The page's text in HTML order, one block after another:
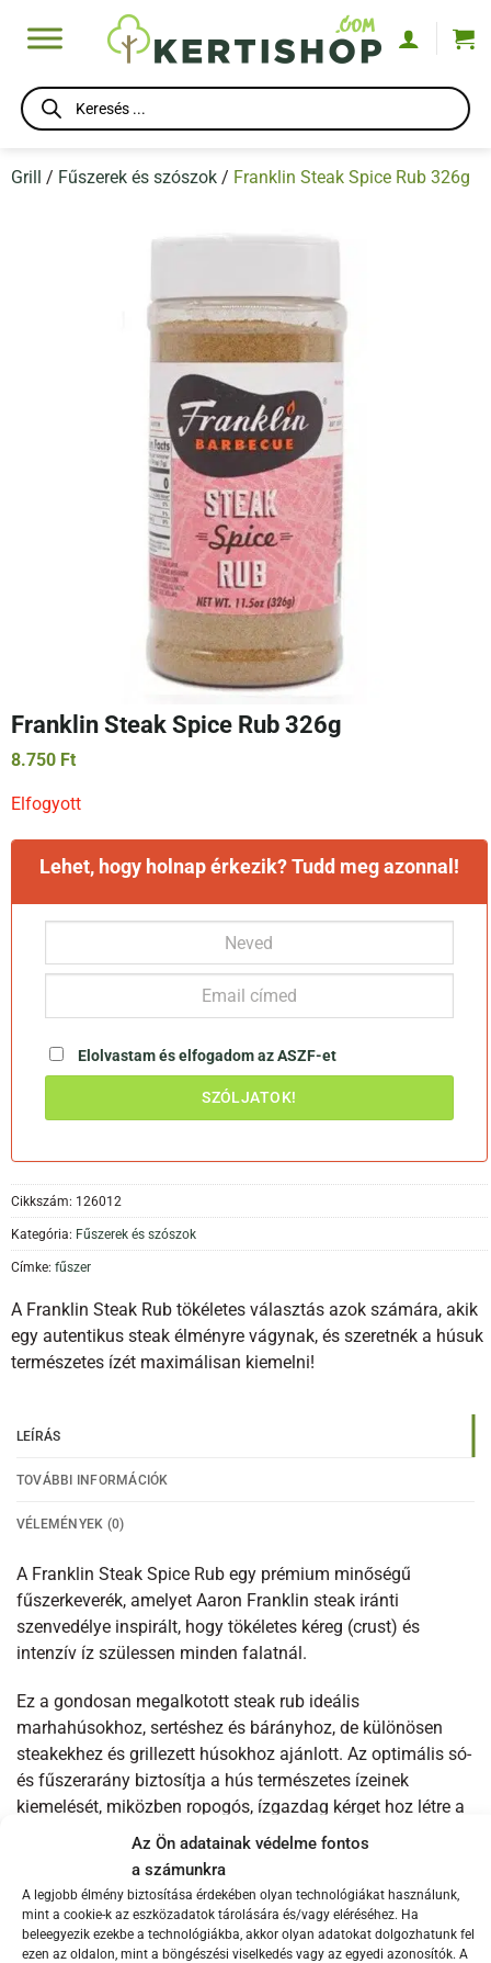
Az Ön adatainak védelme fontos
a számunkra
A legjobb élmény biztosítása érdekében olyan technológiákat használunk,
mint a cookie-k az eszközadatok tárolására és/vagy eléréséhez. Ha
beleegyezik ezekbe a technológiákba, akkor olyan adatokat dolgozhatunk fel
ezen az oldalon, mint a böngészési viselkedés vagy az egyedi azonosítók. A
Products
search
Grill / Fűszerek és szószok / Franklin Steak Spice Rub 326g
Franklin Steak Spice Rub 326g
8.750 Ft
Elfogyott
Lehet, hogy holnap érkezik? Tudd meg azonnal!
Elolvastam és elfogadom azASZF-et
Cikkszám: 126012
Kategória: Fűszerek és szószok
Címke: fűszer
A Franklin Steak Rub tökéletes választás azok számára, akik
egy autentikus steak élményre vágynak, és szeretnék a húsuk
természetes ízét maximálisan kiemelni!
LEÍRÁS
TOVÁBBI INFORMÁCIÓK
VÉLEMÉNYEK (0)
A Franklin Steak Spice Rub egy prémium minőségű
fűszerkeverék, amelyet Aaron Franklin steak iránti
szenvedélye inspirált, hogy tökéletes kéreg (crust) és
intenzív íz szülessen minden falatnál.
Ez a gondosan megalkotott steak rub ideális
marhahúsokhoz, sertéshez és bárányhoz, de különösen
steakekhez és grillezett húsokhoz ajánlott. Az optimális só-
és fűszerarány biztosítja a hús természetes ízeinek
kiemelését, miközben ropogós, ízgazdag kérget hoz létre a
✔ Tökéletes kéreg (crust) és intenzív íz minden falatnál
✔ Kifejezetten steakhez, de marha, sertés és